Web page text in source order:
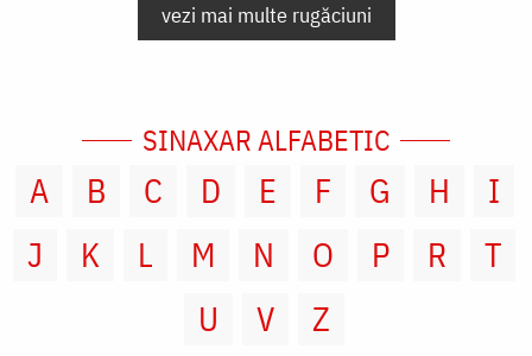
vezi mai multe rugăciuni
SINAXAR ALFABETIC
A B C D E F G H
I
J
K L M N O P R
T
U
V Z